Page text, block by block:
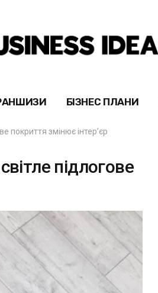
БІЗНЕС ПЛАНИ
покриття змінює інтер’єр
підлогове